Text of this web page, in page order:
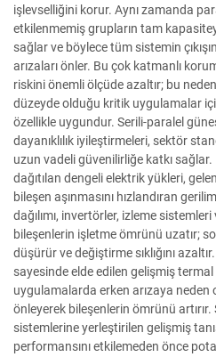
işlevselliğini korur. Aynı zamanda
etkilenmemiş grupların tam
sağlar ve böylece tüm sistemin
arızaları önler. Bu çok katmanlı
riskini önemli ölçüde azaltır; bu
düzeyde olduğu kritik uygulamalar
özellikle uygundur. Serili-paralel
dayanıklılık iyileştirmeleri, sektör
uzun vadeli güvenilirliğe katkı
dağıtılan dengeli elektrik yükleri,
bileşen aşınmasını hızlandıran
dağılımı, invertörler, izleme
bileşenlerin işletme ömrünü uzatır;
düşürür ve değiştirme sıklığını azaltır.
sayesinde elde edilen gelişmiş
uygulamalarda erken arızaya neden
önleyerek bileşenlerin ömrünü
sistemlerine yerleştirilen gelişmiş
performansını etkilemeden önce